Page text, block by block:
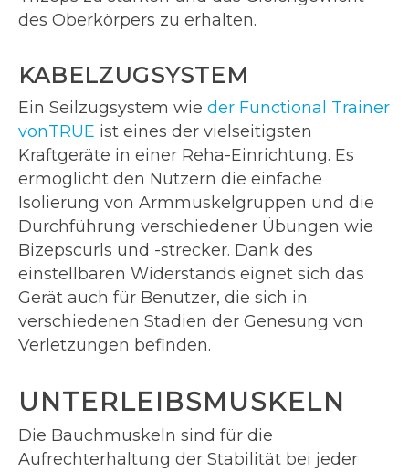
des Oberkörpers zu erhalten.
KABELZUGSYSTEM
Ein Seilzugsystem wie der Functional Trainer
vonTRUE ist eines der vielseitigsten
Kraftgeräte in einer Reha-Einrichtung. Es
ermöglicht den Nutzern die einfache
Isolierung von Armmuskelgruppen und die
Durchführung verschiedener Übungen wie
Bizepscurls und -strecker. Dank des
einstellbaren Widerstands eignet sich das
Gerät auch für Benutzer, die sich in
verschiedenen Stadien der Genesung von
Verletzungen befinden.
UNTERLEIBSMUSKELN
Die Bauchmuskeln sind für die
Aufrechterhaltung der Stabilität bei jeder